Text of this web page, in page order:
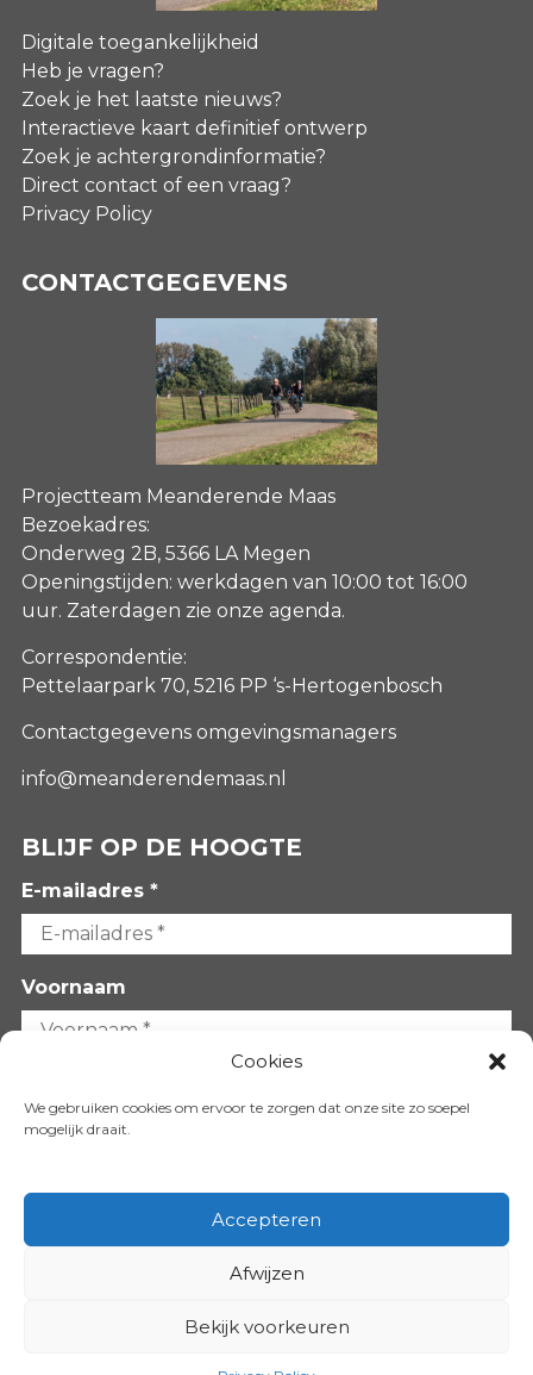
Cookies
We gebruiken cookies om ervoor te zorgen dat onze site zo soepel
mogelijk draait.
Accepteren
Afwijzen
Bekijk voorkeuren
Digitale toegankelijkheid
Heb je vragen?
Zoek je het laatste nieuws?
Interactieve kaart definitief ontwerp
Zoek je achtergrondinformatie?
Direct contact of een vraag?
Privacy Policy
CONTACTGEGEVENS
Projectteam Meanderende Maas
Bezoekadres:
Onderweg 2B, 5366 LA Megen
Openingstijden: werkdagen van 10:00 tot 16:00
uur. Zaterdagen zie onze agenda.
Correspondentie:
Pettelaarpark 70, 5216 PP ‘s-Hertogenbosch
Contactgegevens omgevingsmanagers
info@meanderendemaas.nl
BLIJF OP DE HOOGTE
E-mailadres *
Voornaam
VOLG ONS OP: